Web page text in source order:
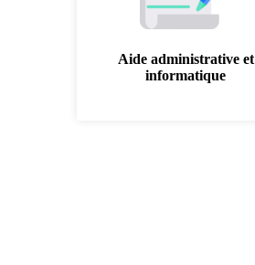
Aide administrative et
informatique